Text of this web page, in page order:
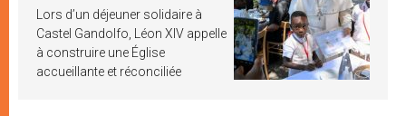
Lors d’un déjeuner solidaire à
Castel Gandolfo, Léon XIV appelle
à construire une Église
accueillante et réconciliée